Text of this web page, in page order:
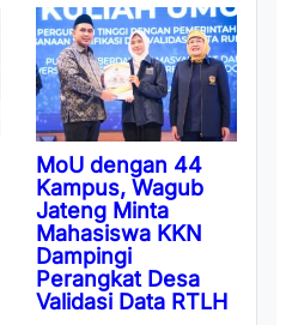
MoU dengan 44
Kampus, Wagub
Jateng Minta
Mahasiswa KKN
Dampingi
Perangkat Desa
Validasi Data RTLH